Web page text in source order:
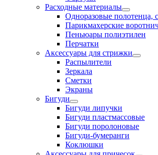
Расходные материалы
Одноразовые полотенца,
Парикмахерские
Пеньюары полиэтилен
Перчатки
Аксессуары для стрижки
Распылители
Зеркала
Сметки
Экраны
Бигуди
Бигуди липучки
Бигуди пластмассовые
Бигуди поролоновые
Бигуди-бумеранги
Коклюшки